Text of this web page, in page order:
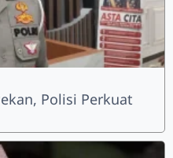
Polisi Perkuat